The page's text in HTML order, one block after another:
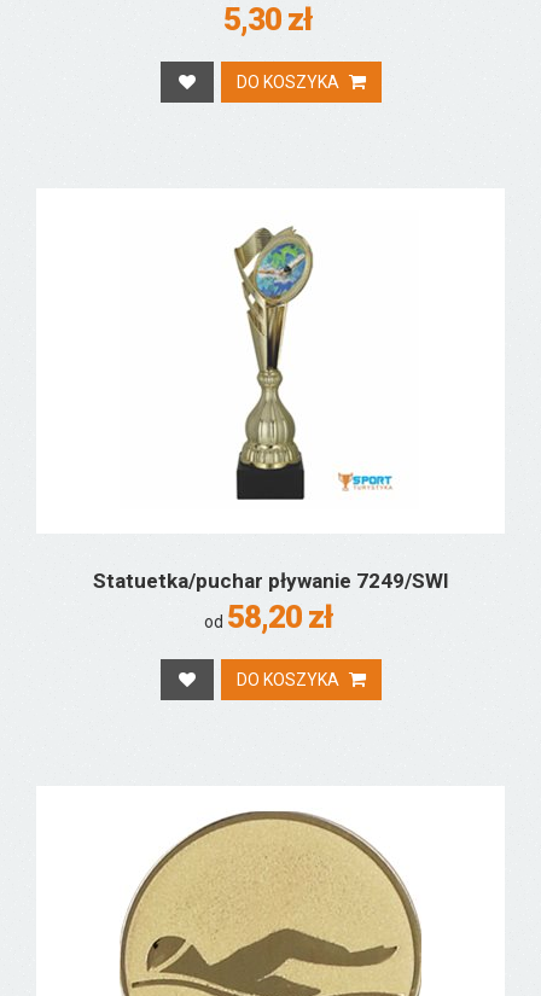
5,30 zł
DO KOSZYKA
Statuetka/puchar pływanie 7249/SWI
od 58,20 zł
DO KOSZYKA